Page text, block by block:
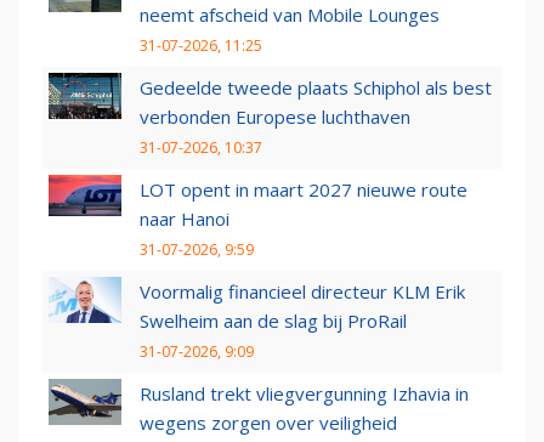
neemt afscheid van Mobile Lounges
31-07-2026, 11:25
Gedeelde tweede plaats Schiphol als best
verbonden Europese luchthaven
31-07-2026, 10:37
LOT opent in maart 2027 nieuwe route
naar Hanoi
31-07-2026, 9:59
Voormalig financieel directeur KLM Erik
Swelheim aan de slag bij ProRail
31-07-2026, 9:09
Rusland trekt vliegvergunning Izhavia in
wegens zorgen over veiligheid